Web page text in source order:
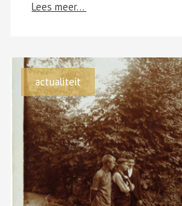
Lees meer...
actualiteit